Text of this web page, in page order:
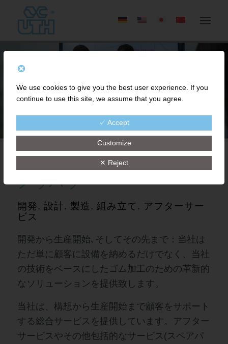
ノウハウ
開発. 設計. 製造. 組み立て. アフターサー
ビス
開発から生産開始､そしてその先まで：当社は
ただ単に顧客に設備を納めるだけでなく、当社
の技術をベースにしたゴム加工のための革新的
なソリューションを提供致します。
当社は、構想から生産開始まで顧客をサポート
する総合サービスを提供しています。アフター
サービスやその他包括的なサービス(スペアパ
We use cookies to give you the best user experience. If you
continue to use this site, we assume that you agree.
✓ Accept
Customize
✕ Reject